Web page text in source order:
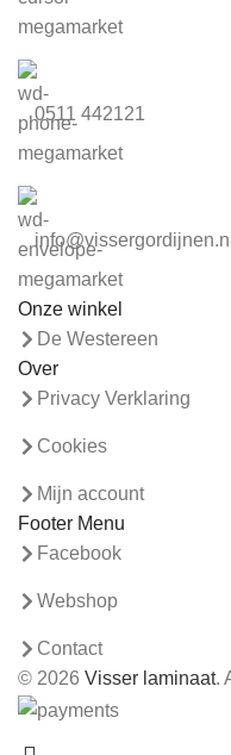
0511 442121
info@vissergordijnen.nl
Onze winkel
De Westereen
Over
Privacy Verklaring
Cookies
Mijn account
Footer Menu
Facebook
Webshop
Contact
© 2026 Visser laminaat.